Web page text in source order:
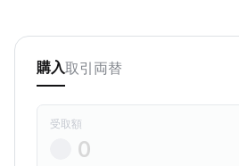
購入取引 両替
受取額